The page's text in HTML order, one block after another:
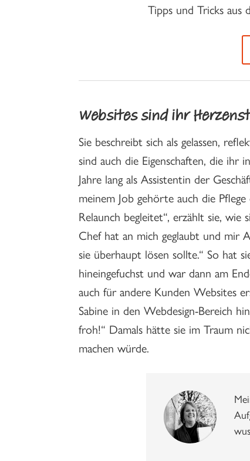
Tipps und Tricks aus
Websites sind ihr
Sie beschreibt sich als gelassen,
sind auch die Eigenschaften, die ihr
Jahre lang als Assistentin der
meinem Job gehörte auch die
Relaunch begleitet“, erzählt sie,
Chef hat an mich geglaubt und mir
sie überhaupt lösen sollte.“ So hat
hineingefuchst und war dann am
auch für andere Kunden Websites
Sabine in den Webdesign-Bereich
froh!“ Damals hätte sie im Traum
machen würde.